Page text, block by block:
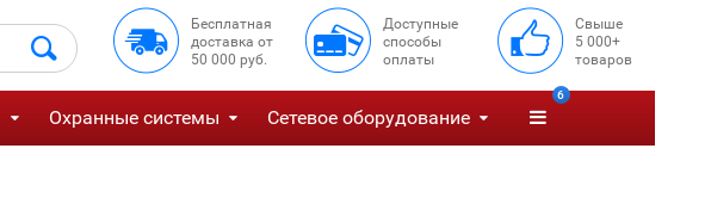
Бесплатная
доставка от
50 000 руб.
Доступные
способы
оплаты
Свыше
5 000+
товаров
Охранные системы Сетевое оборудование
6